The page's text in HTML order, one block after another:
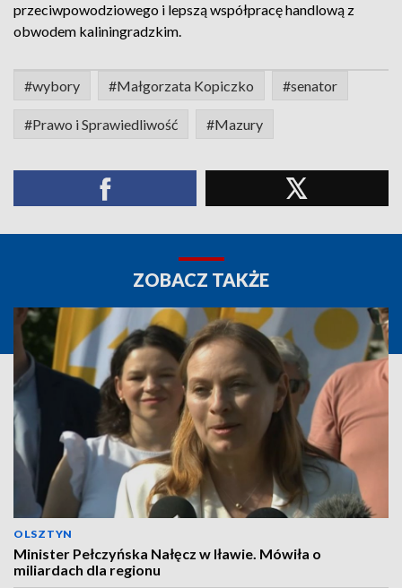
przeciwpowodziowego i lepszą współpracę handlową z
obwodem kaliningradzkim.
#wybory #Małgorzata Kopiczko #senator
#Prawo i Sprawiedliwość #Mazury
ZOBACZ TAKŻE
OLSZTYN
Minister Pełczyńska Nałęcz w Iławie. Mówiła o
miliardach dla regionu